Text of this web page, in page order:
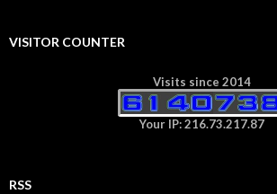
VISITOR COUNTER
Visits since 2014
Your IP: 216.73.217.87
RSS